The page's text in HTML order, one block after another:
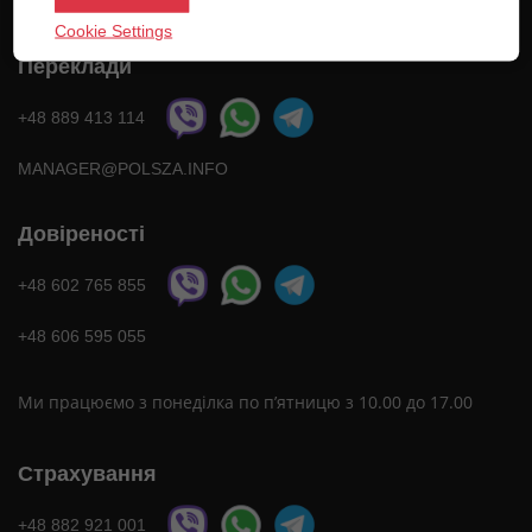
Переклади
+48 889 413 114
MANAGER@POLSZA.INFO
Довіреності
+48 602 765 855
+48 606 595 055
Ми працюємо з понеділка по п’ятницю з 10.00 до 17.00
Страхування
+48 882 921 001
Cookie Settings